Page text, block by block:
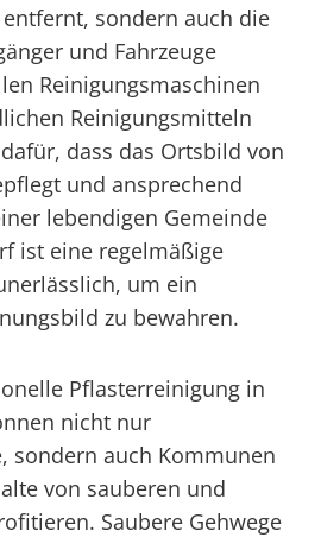
sondern auch die
und Fahrzeuge
Reinigungsmaschinen
Reinigungsmitteln
dass das Ortsbild von
und ansprechend
lebendigen Gemeinde
ist eine regelmäßige
um ein
zu bewahren.
Pflasterreinigung in
nicht nur
sondern auch Kommunen
von sauberen und
Saubere Gehwege